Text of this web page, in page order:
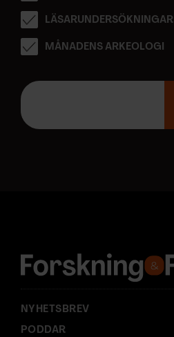
LÄSARUNDERSÖKNINGAR
MÅNADENS ARKEOLOGI
E
p
s
:
NYHETSBREV
PODDAR